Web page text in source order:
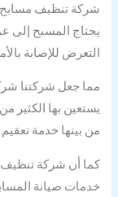
شركة تنظيف مسابح
يحتاج المسبح إلى
التعرض للإصابة
مما جعل شركتنا
يستعين بها الكثير
من بينها خدمة
كما أن شركة تنظيف
خدمات صيانة